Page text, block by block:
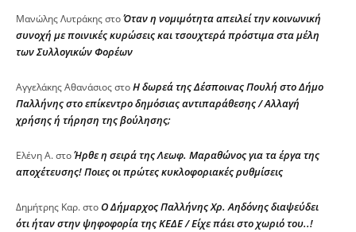
Μανώλης ΛυτράκηςστοΌταν η νομιμότητα απειλεί την κοινωνική
συνοχή με ποινικές κυρώσεις και τσουχτερά πρόστιμα στα μέλη
των Συλλογικών Φορέων
Αγγελάκης ΑθανάσιοςστοΗ δωρεά της Δέσποινας Πουλή στο Δήμο
Παλλήνης στο επίκεντρο δημόσιας αντιπαράθεσης / Αλλαγή
χρήσης ή τήρηση της βούλησης;
Ελένη Α.στοΉρθε η σειρά της Λεωφ. Μαραθώνος για τα έργα της
αποχέτευσης! Ποιες οι πρώτες κυκλοφοριακές ρυθμίσεις
Δημήτρης Καρ.στοΟ Δήμαρχος Παλλήνης Χρ. Αηδόνης διαψεύδει
ότι ήταν στην ψηφοφορία της ΚΕΔΕ / Είχε πάει στο χωριό του..!